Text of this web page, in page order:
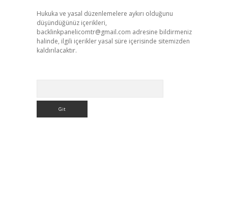
Hukuka ve yasal düzenlemelere aykırı olduğunu
düşündüğünüz içerikleri,
backlinkpanelicomtr@gmail.com adresine bildirmeniz
halinde, ilgili içerikler yasal süre içerisinde sitemizden
kaldırılacaktır.